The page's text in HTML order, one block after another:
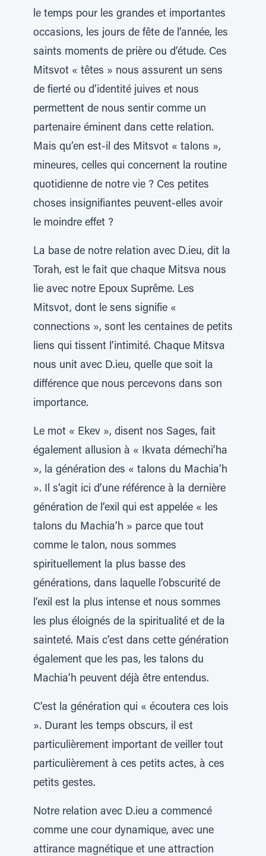
le temps pour les grandes et importantes
occasions, les jours de fête de l’année, les
saints moments de prière ou d’étude. Ces
Mitsvot « têtes » nous assurent un sens
de fierté ou d’identité juives et nous
permettent de nous sentir comme un
partenaire éminent dans cette relation.
Mais qu’en est-il des Mitsvot « talons »,
mineures, celles qui concernent la routine
quotidienne de notre vie ? Ces petites
choses insignifiantes peuvent-elles avoir
le moindre effet ?
La base de notre relation avec D.ieu, dit la
Torah, est le fait que chaque Mitsva nous
lie avec notre Epoux Suprême. Les
Mitsvot, dont le sens signifie «
connections », sont les centaines de petits
liens qui tissent l’intimité. Chaque Mitsva
nous unit avec D.ieu, quelle que soit la
différence que nous percevons dans son
importance.
Le mot « Ekev », disent nos Sages, fait
également allusion à « Ikvata démechi’ha
», la génération des « talons du Machia’h
». Il s’agit ici d’une référence à la dernière
génération de l’exil qui est appelée « les
talons du Machia’h » parce que tout
comme le talon, nous sommes
spirituellement la plus basse des
générations, dans laquelle l’obscurité de
l’exil est la plus intense et nous sommes
les plus éloignés de la spiritualité et de la
sainteté. Mais c’est dans cette génération
également que les pas, les talons du
Machia’h peuvent déjà être entendus.
C’est la génération qui « écoutera ces lois
». Durant les temps obscurs, il est
particulièrement important de veiller tout
particulièrement à ces petits actes, à ces
petits gestes.
Notre relation avec D.ieu a commencé
comme une cour dynamique, avec une
attirance magnétique et une attraction